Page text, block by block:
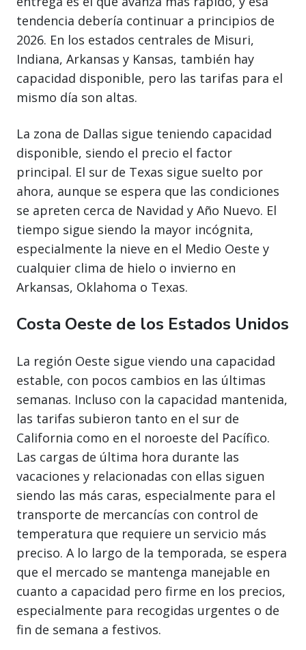
tendencia debería continuar a principios de
2026. En los estados centrales de Misuri,
Indiana, Arkansas y Kansas, también hay
capacidad disponible, pero las tarifas para el
mismo día son altas.
La zona de Dallas sigue teniendo capacidad
disponible, siendo el precio el factor
principal. El sur de Texas sigue suelto por
ahora, aunque se espera que las condiciones
se apreten cerca de Navidad y Año Nuevo. El
tiempo sigue siendo la mayor incógnita,
especialmente la nieve en el Medio Oeste y
cualquier clima de hielo o invierno en
Arkansas, Oklahoma o Texas.
Costa Oeste de los Estados Unidos
La región Oeste sigue viendo una capacidad
estable, con pocos cambios en las últimas
semanas. Incluso con la capacidad mantenida,
las tarifas subieron tanto en el sur de
California como en el noroeste del Pacífico.
Las cargas de última hora durante las
vacaciones y relacionadas con ellas siguen
siendo las más caras, especialmente para el
transporte de mercancías con control de
temperatura que requiere un servicio más
preciso. A lo largo de la temporada, se espera
que el mercado se mantenga manejable en
cuanto a capacidad pero firme en los precios,
especialmente para recogidas urgentes o de
fin de semana a festivos.